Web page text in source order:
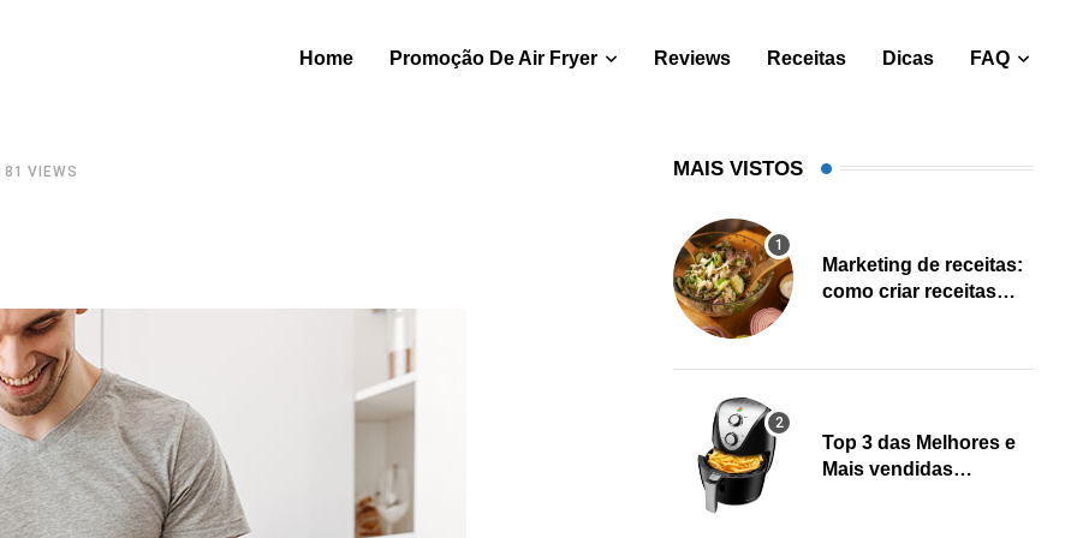
Home Promoção De Air Fryer Reviews Receitas Dicas FAQ
VIEWS MAIS VISTOS
Marketing de receitas:
como criar receitas
Top 3 das Melhores e
Mais vendidas